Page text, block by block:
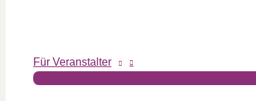
Für Veranstalter